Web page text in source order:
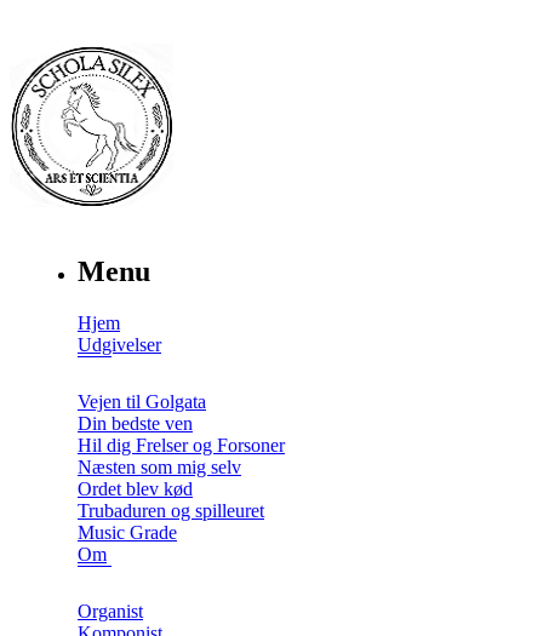
Menu
Hjem
Udgivelser
Vejen til Golgata
Din bedste ven
Hil dig Frelser og Forsoner
Næsten som mig selv
Ordet blev kød
Trubaduren og spilleuret
Music Grade
Om
Organist